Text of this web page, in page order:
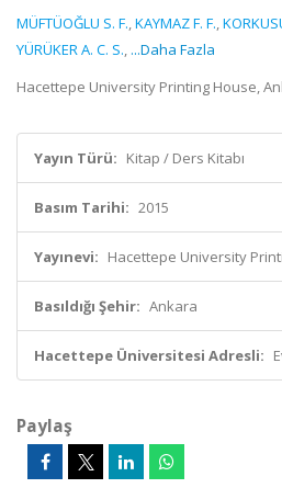
MÜFTÜOĞLU S. F.,KAYMAZ F. F.,
YÜRÜKER A. C. S., ...Daha Fazla
Hacettepe University Printing House,
Yayın Türü: Kitap / Ders Kitabı
Basım Tarihi: 2015
Yayınevi: Hacettepe University
Basıldığı Şehir: Ankara
Hacettepe Üniversitesi Adresli:
Paylaş